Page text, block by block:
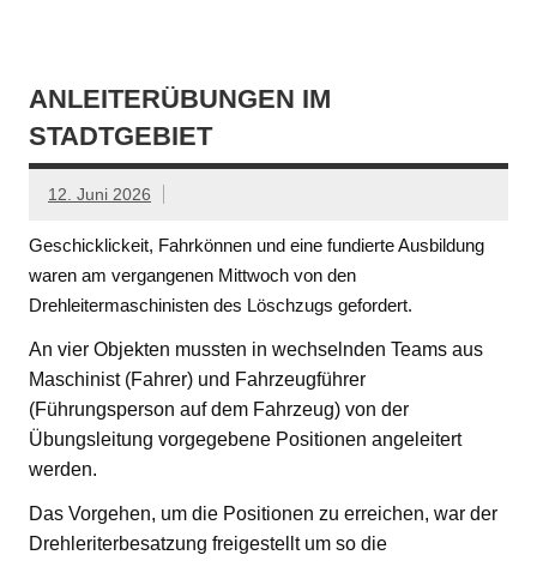
ANLEITERÜBUNGEN IM
STADTGEBIET
12. Juni 2026
Geschicklickeit, Fahrkönnen und eine fundierte Ausbildung
waren am vergangenen Mittwoch von den
Drehleitermaschinisten des Löschzugs gefordert.
An vier Objekten mussten in wechselnden Teams aus
Maschinist (Fahrer) und Fahrzeugführer
(Führungsperson auf dem Fahrzeug) von der
Übungsleitung vorgegebene Positionen angeleitert
werden.
Das Vorgehen, um die Positionen zu erreichen, war der
Drehleriterbesatzung freigestellt um so die